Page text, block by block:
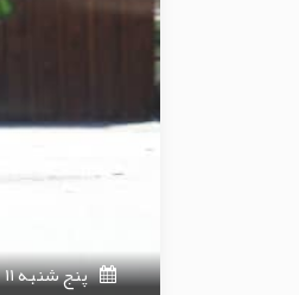
پنج شنبه 11 فروردین 1401